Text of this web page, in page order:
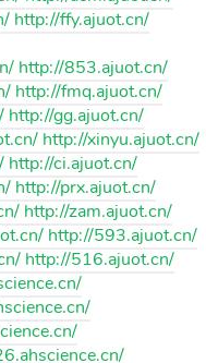
http://ffy.ajuot.cn/
http://853.ajuot.cn/
http://fmq.ajuot.cn/
http://gg.ajuot.cn/
http://xinyu.ajuot.cn/
http://ci.ajuot.cn/
http://prx.ajuot.cn/
http://zam.ajuot.cn/
http://593.ajuot.cn/
http://516.ajuot.cn/